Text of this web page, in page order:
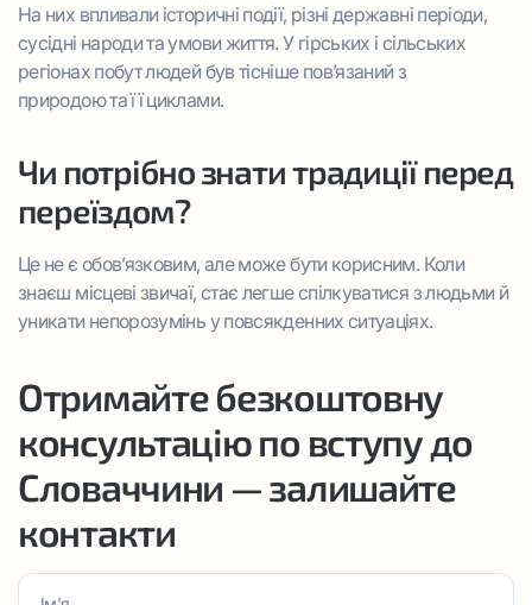
На них впливали історичні події, різні державні періоди,
сусідні народи та умови життя. У гірських і сільських
регіонах побут людей був тісніше пов’язаний з
природою та її циклами.
Чи потрібно знати традиції перед
переїздом?
Це не є обов’язковим, але може бути корисним. Коли
знаєш місцеві звичаї, стає легше спілкуватися з людьми й
уникати непорозумінь у повсякденних ситуаціях.
Отримайте безкоштовну
консультацію по вступу до
Словаччини — залишайте
контакти